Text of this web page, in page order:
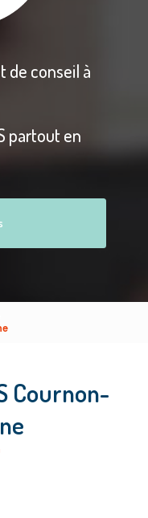
de conseil à
partout en
Cournon-